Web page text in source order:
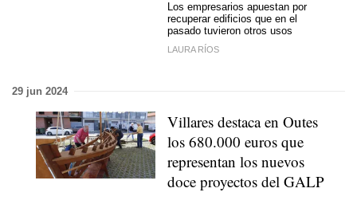
Los empresarios apuestan por
recuperar edificios que en el
pasado tuvieron otros usos
LAURA RÍOS
29 jun 2024
Villares destaca en Outes
los 680.000 euros que
representan los nuevos
doce proyectos del GALP